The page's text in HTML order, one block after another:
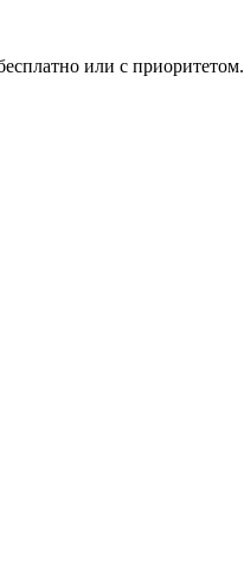
или с приоритетом.